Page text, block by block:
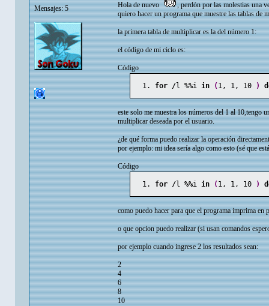
Mensajes: 5 Hola de nuevo
, perdón por las molestias una
quiero hacer un programa que muestre las tablas de
la primera tabla de multiplicar es la del número 1:
el código de mi ciclo es:
Código
for /l %%i in ( 1, 1, 10 )
este solo me muestra los números del 1 al 10,tengo
multiplicar deseada por el usuario.
¿de qué forma puedo realizar la operación
por ejemplo: mi idea sería algo como esto (sé que
Código
for /l %%i in ( 1, 1, 10 )
como puedo hacer para que el programa imprima
o que opcion puedo realizar (si usan comandos
por ejemplo cuando ingrese 2 los resultados sean:
2
4
6
8
10